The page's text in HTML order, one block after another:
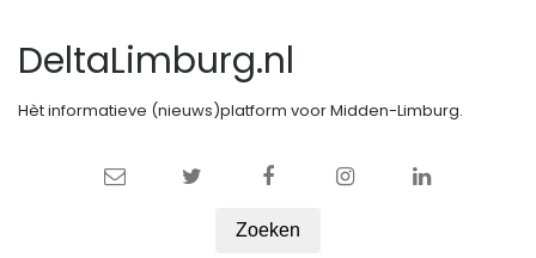
DeltaLimburg.nl
Hèt informatieve (nieuws)platform voor Midden-Limburg.
Zoeken